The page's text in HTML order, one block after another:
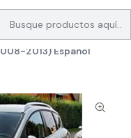
AUTOMOTRIZ
Ford
2013) Español